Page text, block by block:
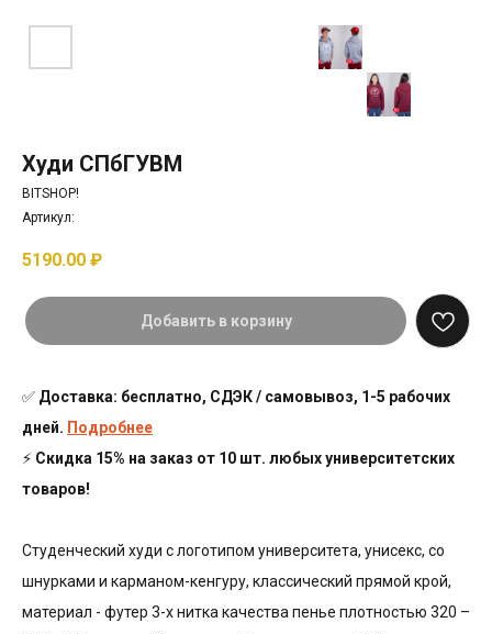
Худи СПбГУВМ
BITSHOP!
Артикул:
5190.00 ₽
Добавить в корзину
✅ Доставка: бесплатно, СДЭК / самовывоз, 1-5 рабочих
дней. Подробнее
⚡ Скидка 15% на заказ от 10 шт. любых университетских
товаров!
Студенческий худи с логотипом университета, унисекс, со
шнурками и карманом-кенгуру, классический прямой крой,
материал - футер 3-х нитка качества пенье плотностью 320 –